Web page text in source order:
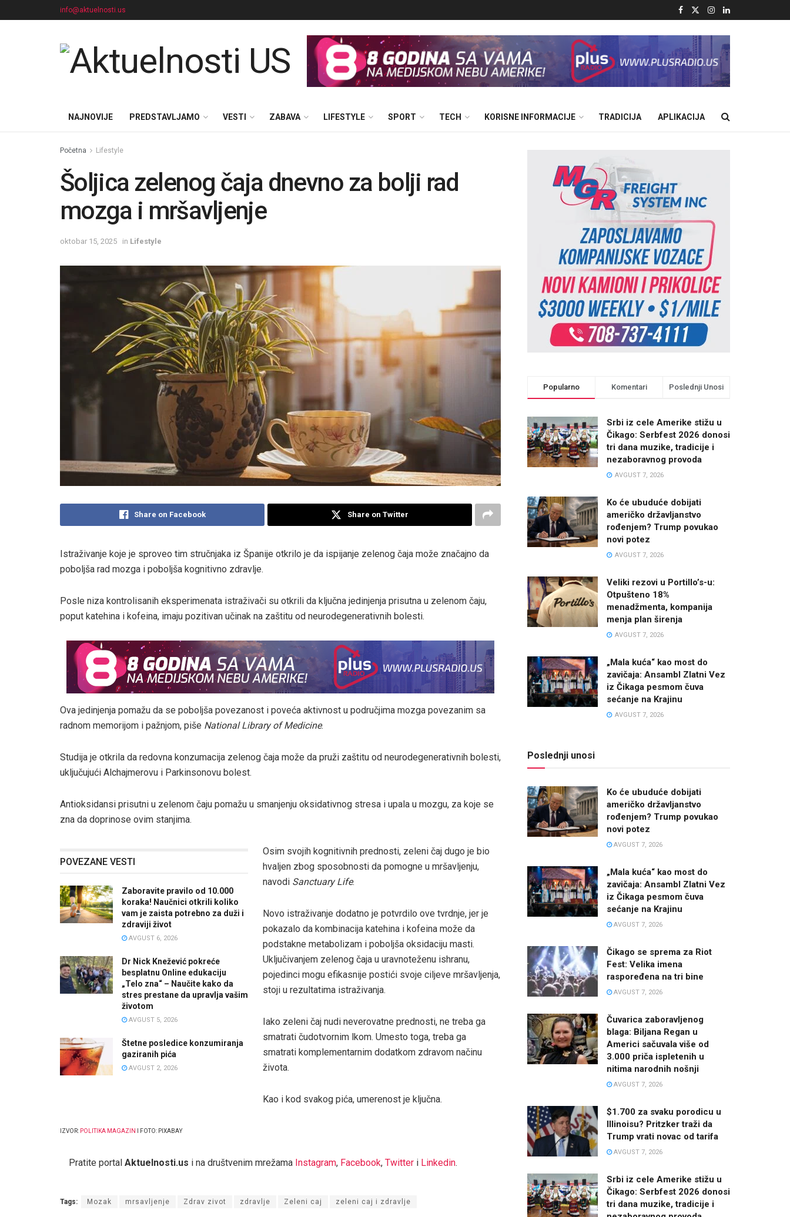
info@aktuelnosti.us
NAJNOVIJE PREDSTAVLJAMO VESTI ZABAVA LIFESTYLE SPORT TECH KORISNE INFORMACIJE TRADICIJA APLIKACIJA
Početna Lifestyle
Šoljica zelenog čaja dnevno za bolji rad
mozga i mršavljenje
oktobar 15, 2025 in Lifestyle
Share on Facebook Share on Twitter
Istraživanje koje je sproveo tim stručnjaka iz Španije otkrilo je da ispijanje zelenog čaja može značajno da
poboljša rad mozga i poboljša kognitivno zdravlje.
Posle niza kontrolisanih eksperimenata istraživači su otkrili da ključna jedinjenja prisutna u zelenom čaju,
poput katehina i kofeina, imaju pozitivan učinak na zaštitu od neurodegenerativnih bolesti.
Ova jedinjenja pomažu da se poboljša povezanost i poveća aktivnost u područjima mozga povezanim sa
radnom memorijom i pažnjom, piše National Library of Medicine.
Studija je otkrila da redovna konzumacija zelenog čaja može da pruži zaštitu od neurodegenerativnih bolesti,
uključujući Alchajmerovu i Parkinsonovu bolest.
Antioksidansi prisutni u zelenom čaju pomažu u smanjenju oksidativnog stresa i upala u mozgu, za koje se
zna da doprinose ovim stanjima.
POVEZANE VESTI
Zaboravite pravilo od 10.000
koraka! Naučnici otkrili koliko
vam je zaista potrebno za duži i
zdraviji život
AVGUST 6, 2026
Dr Nick Knežević pokreće
besplatnu Online edukaciju
„Telo zna“ – Naučite kako da
stres prestane da upravlja vašim
životom
AVGUST 5, 2026
Štetne posledice konzumiranja
gaziranih pića
AVGUST 2, 2026
Osim svojih kognitivnih prednosti, zeleni čaj dugo je bio
hvaljen zbog sposobnosti da pomogne u mršavljenju,
navodi Sanctuary Life.
Novo istraživanje dodatno je potvrdilo ove tvrdnje, jer je
pokazalo da kombinacija katehina i kofeina može da
podstakne metabolizam i poboljša oksidaciju masti.
Uključivanjem zelenog čaja u uravnoteženu ishranu,
pojedinci mogu efikasnije postići svoje ciljeve mršavljenja,
stoji u rezultatima istraživanja.
Iako zeleni čaj nudi neverovatne prednosti, ne treba ga
smatrati čudotvornim lkom. Umesto toga, treba ga
smatrati komplementarnim dodatkom zdravom načinu
života.
Kao i kod svakog pića, umerenost je ključna.
IZVOR: POLITIKA MAGAZIN I FOTO: PIXABAY
Pratite portal Aktuelnosti.us i na društvenim mrežama Instagram, Facebook, Twitter i Linkedin.
Tags: Mozak mrsavljenje Zdrav zivot zdravlje Zeleni caj zeleni caj i zdravlje
Popularno Komentari Poslednji Unosi
Srbi iz cele Amerike stižu u
Čikago: Serbfest 2026 donosi
tri dana muzike, tradicije i
nezaboravnog provoda
AVGUST 7, 2026
Ko će ubuduće dobijati
američko državljanstvo
rođenjem? Trump povukao
novi potez
AVGUST 7, 2026
Veliki rezovi u Portillo’s-u:
Otpušteno 18%
menadžmenta, kompanija
menja plan širenja
AVGUST 7, 2026
„Mala kuća“ kao most do
zavičaja: Ansambl Zlatni Vez
iz Čikaga pesmom čuva
sećanje na Krajinu
AVGUST 7, 2026
Poslednji unosi
Ko će ubuduće dobijati
američko državljanstvo
rođenjem? Trump povukao
novi potez
AVGUST 7, 2026
„Mala kuća“ kao most do
zavičaja: Ansambl Zlatni Vez
iz Čikaga pesmom čuva
sećanje na Krajinu
AVGUST 7, 2026
Čikago se sprema za Riot
Fest: Velika imena
raspoređena na tri bine
AVGUST 7, 2026
Čuvarica zaboravljenog
blaga: Biljana Regan u
Americi sačuvala više od
3.000 priča ispletenih u
nitima narodnih nošnji
AVGUST 7, 2026
$1.700 za svaku porodicu u
Illinoisu? Pritzker traži da
Trump vrati novac od tarifa
AVGUST 7, 2026
Srbi iz cele Amerike stižu u
Čikago: Serbfest 2026 donosi
tri dana muzike, tradicije i